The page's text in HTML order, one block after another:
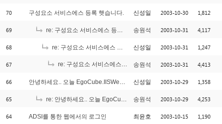
70 구성요소 서비스에스 등록 햇습니다. 신성일 2003-10-30 1,812
69 re: 구성요소 서비스에스 등록 햇습니다. 송원석 2003-10-31 4,117
68 re: 구성요소 서비스에스 등록 햇습니다. 신성일 2003-10-31 1,247
67 re: 구성요소 서비스에스 등록 햇습니다. [1]
송원석 2003-10-31 4,413
66 안녕하세요.. 오늘 EgoCube.IISWebAdmin 설치했습니다. 신성일 2003-10-29 1,358
65 re: 안녕하세요.. 오늘 EgoCube.IISWebAdmin 설치했습니다. 송원석 2003-10-29 4,253
64 ADSI를 통한 웹에서의 로그인 최윤호 2003-10-15 1,190